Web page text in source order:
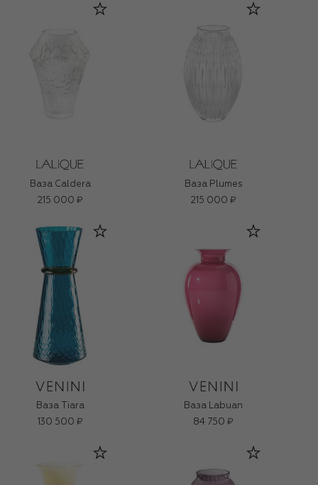
Ваза Caldera
215 000 ₽
Ваза Plumes
215 000 ₽
Ваза Tiara
130 500 ₽
Ваза Labuan
84 750 ₽